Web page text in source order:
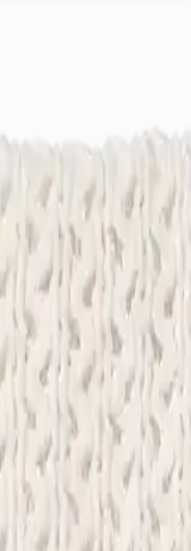
Yardım & Destek Bayimiz Ol